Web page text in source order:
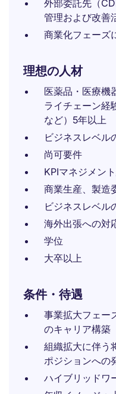
外部委託先（
管理および改善
商業化フェーズ
理想の人材
医薬品・医療機
ライチェーン経
など）5年以上
ビジネスレベル
尚可要件
KPIマネジメン
商業生産、製造
ビジネスレベル
海外出張への対
学位
大卒以上
条件・待遇
事業拡大フェー
のキャリア構築
組織拡大に伴う
ポジションへの
ハイブリッドワ